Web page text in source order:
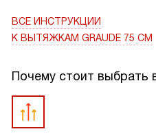
ВСЕ ИНСТРУКЦИИ
К ВЫТЯЖКАМ GRAUDE 75 СМ
Почему стоит выбрать